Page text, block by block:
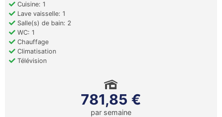
Cuisine: 1
Lave vaisselle: 1
Salle(s) de bain: 2
WC: 1
Chauffage
Climatisation
Télévision
781,85 €
par semaine